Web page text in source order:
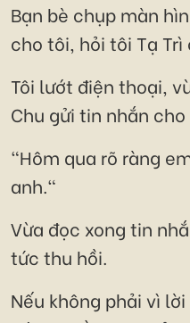
Bạn bè chụp màn
cho tôi, hỏi tôi Tạ
Tôi lướt điện thoại,
Chu gửi tin nhắn
"Hôm qua rõ ràng
anh."
Vừa đọc xong tin
tức thu hồi.
Nếu không phải vì